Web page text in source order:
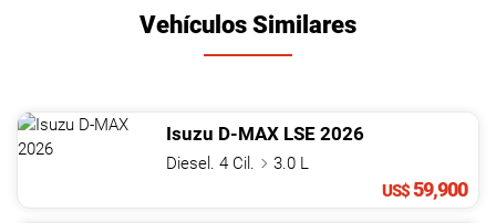
Vehículos Similares
Isuzu D-MAX LSE 2026
Diesel. 4 Cil.
3.0 L
US$59,900